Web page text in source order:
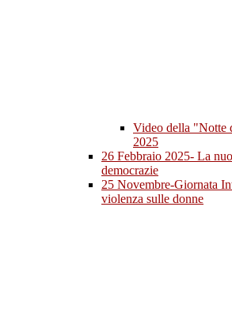
Video della "Notte
2025
26 Febbraio 2025- La
democrazie
25 Novembre-Giornata
violenza sulle donne